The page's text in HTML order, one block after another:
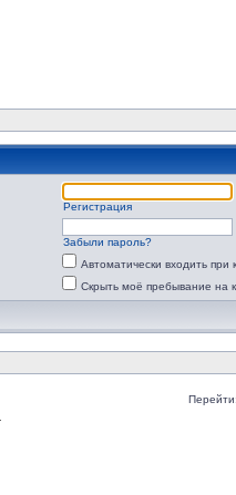
Регистрация
Забыли пароль?
Автоматически входить
Скрыть моё пребывание на
Перейти: